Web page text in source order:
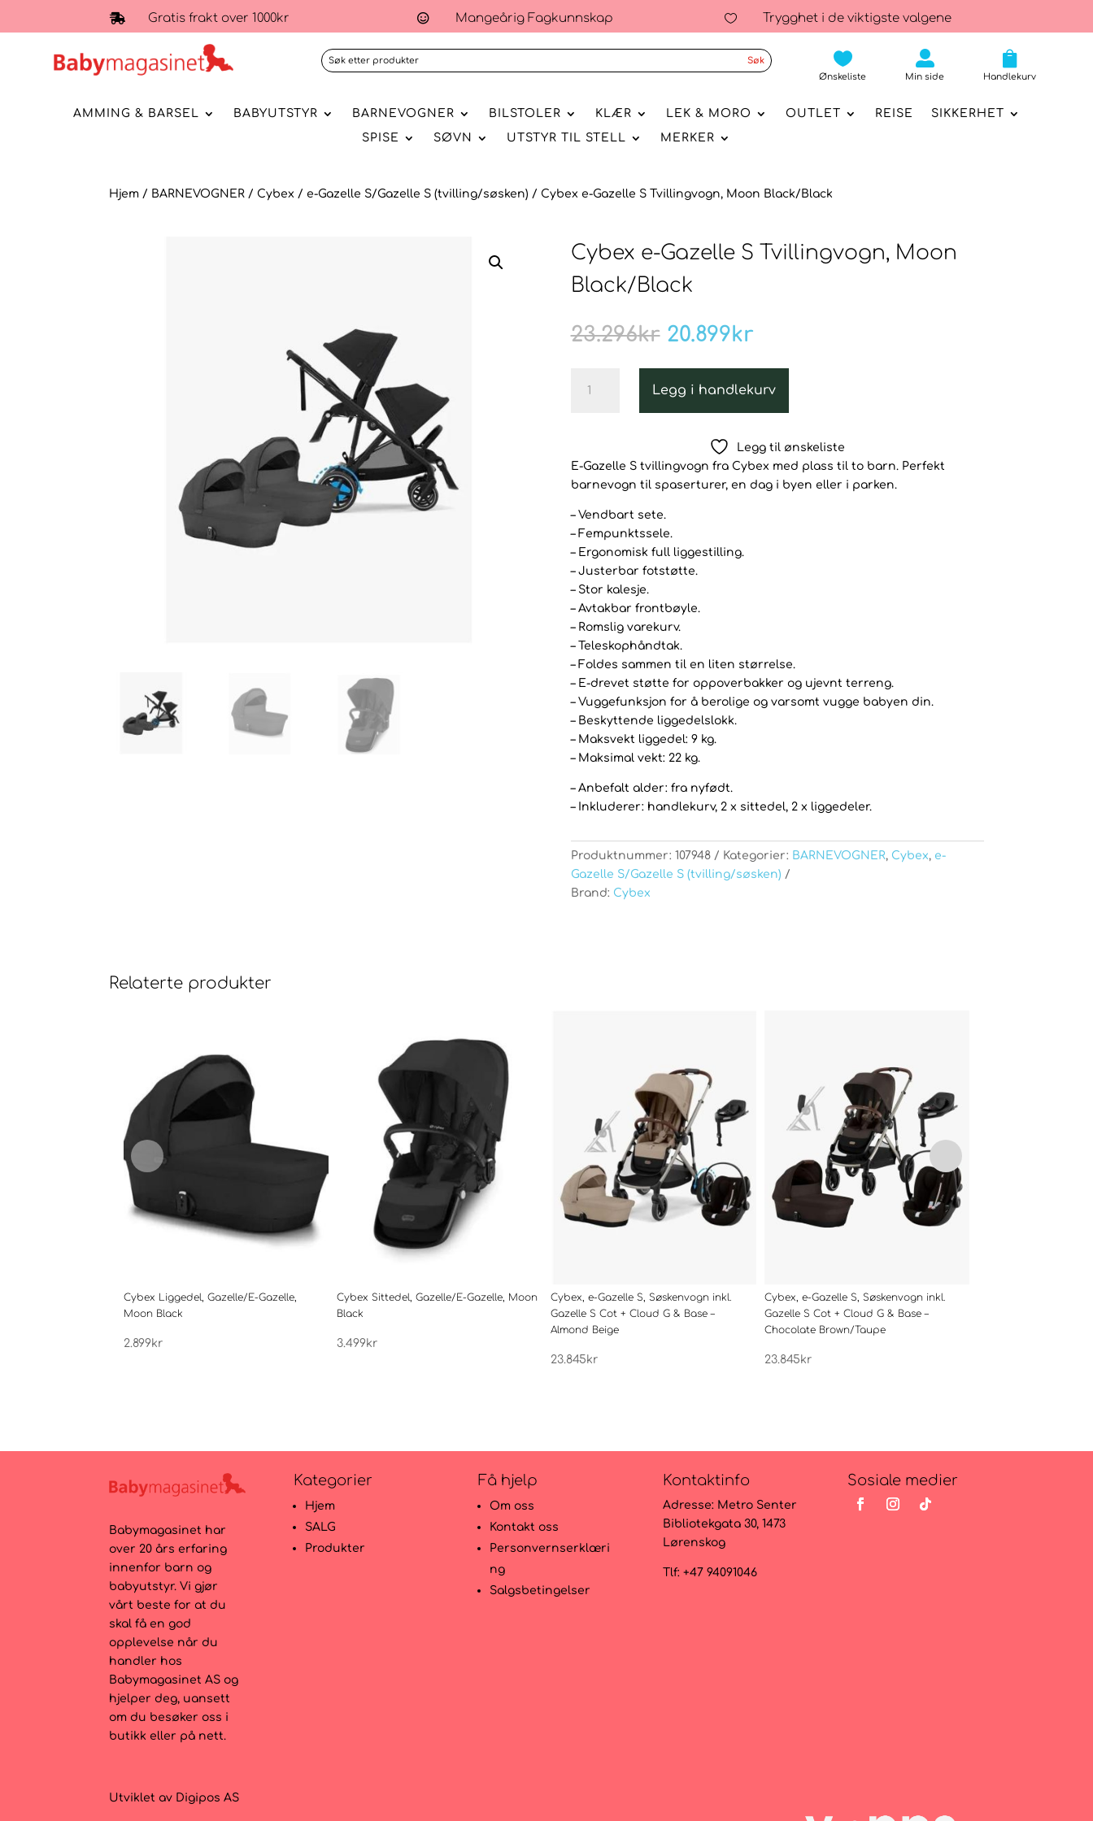
 Gratis frakt over 1000kr  Mangeårig Fagkunnskap  Trygghet i de viktigste valgene

Ønskeliste

Min side

Handlekurv
AMMING & BARSEL BABYUTSTYR BARNEVOGNER BILSTOLER KLÆR LEK & MORO OUTLET REISE
SIKKERHET
SPISE
SØVN UTSTYR TIL STELL MERKER
Hjem / BARNEVOGNER /Cybex /e-Gazelle S/Gazelle S (tvilling/søsken) / Cybex e-Gazelle S Tvillingvogn, Moon Black/Black
Cybex e-Gazelle S Tvillingvogn, Moon
Black/Black
23.296kr Opprinnelig
var:
23.296kr.
20.899krNåværende
er:
20.899kr.
Moon
Black/Black
antall
Legg i handlekurv
Legg til ønskeliste
E-Gazelle S tvillingvogn fra Cybex med plass til to barn. Perfekt
barnevogn til spaserturer, en dag i byen eller i parken.
– Vendbart sete.
– Fempunktssele.
– Ergonomisk full liggestilling.
– Justerbar fotstøtte.
– Stor kalesje.
– Avtakbar frontbøyle.
– Romslig varekurv.
– Teleskophåndtak.
– Foldes sammen til en liten størrelse.
– E-drevet støtte for oppoverbakker og ujevnt terreng.
– Vuggefunksjon for å berolige og varsomt vugge babyen din.
– Beskyttende liggedelslokk.
– Maksvekt liggedel: 9 kg.
– Maksimal vekt: 22 kg.
– Anbefalt alder: fra nyfødt.
– Inkluderer: handlekurv, 2 x sittedel, 2 x liggedeler.
Produktnummer: 107948 Kategorier: BARNEVOGNER, Cybex, e-
Gazelle S/Gazelle S (tvilling/søsken)
Brand: Cybex
Relaterte produkter
Cybex Liggedel, Gazelle/E-Gazelle,
Moon Black
2.899kr
Cybex Sittedel, Gazelle/E-Gazelle, Moon
Black
3.499kr
Cybex, e-Gazelle S, Søskenvogn inkl.
Gazelle S Cot + Cloud G & Base –
Almond Beige
23.845kr
Cybex, e-Gazelle S, Søskenvogn inkl.
Gazelle S Cot + Cloud G & Base –
Chocolate Brown/Taupe
23.845kr
Babymagasinet har
over 20 års erfaring
innenfor barn og
babyutstyr. Vi gjør
vårt beste for at du
skal få en god
opplevelse når du
handler hos
Babymagasinet AS og
hjelper deg, uansett
om du besøker oss i
butikk eller på nett.
Kategorier
Hjem
SALG
Produkter
Få hjelp
Om oss
Kontakt oss
Personvernserklæri
ng
Salgsbetingelser
Kontaktinfo
Adresse: Metro Senter
Bibliotekgata 30, 1473
Lørenskog
Tlf: +47 94091046
Sosiale medier
Utviklet av Digipos AS